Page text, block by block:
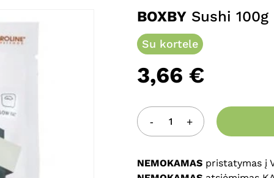
BOXBY Sushi 100g
Su kortele
3,66 €
NEMOKAMAS pristatymas į
Jūsų atsiliepimas *